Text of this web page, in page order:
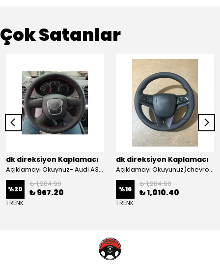
Çok Satanlar
dk direksiyon Kaplamacı
Açıklamayı Okuynuz- Audi A3 Sportback Araca Özel Direksiyon Kılıfı Kırmızı Ipli
%20
₺ 1,204.90
₺ 967.20
1 RENK
dk direksiyon Kaplamacı
Açıklamayı Okuyunuz)chevrolet Aveo Lt-ls Araca Özel Direksiyon Kılıfı (plastik Kapaksız Direksiyon
%16
₺ 1,204.90
₺ 1,010.40
1 RENK